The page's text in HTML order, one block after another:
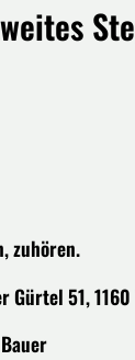
zuhören.
51, 1160